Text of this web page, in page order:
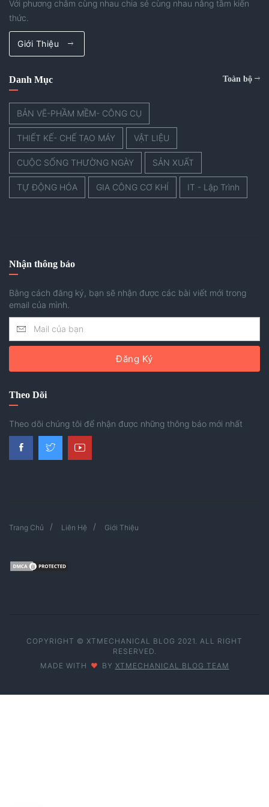
hành trình vận
hành đơn trục
là dây đai
phát sinh
Với phương châm cùng nhau chia sẻ cùng nhau nâng tầm kiến
thức.
Giới Thiệu
Danh Mục Toàn bộ
BẢN VẼ-PHẦM MỀM- CÔNG CỤ
THIẾT KẾ- CHẾ TẠO MÁY VẬT LIỆU
CUỘC SỐNG THƯỜNG NGÀY SẢN XUẤT
TỰ ĐỘNG HÓA GIA CÔNG CƠ KHÍ IT - Lập Trình
Nhận thông báo
Bằng cách đăng ký, bạn sẽ nhận được các bài viết mới trong
email của mình.
Đăng Ký
Theo Dõi
Theo dõi chúng tôi để nhận được những thông báo mới nhất
Trang Chủ Liên Hệ Giới Thiệu
COPYRIGHT © XTMECHANICAL BLOG 2021. ALL RIGHT
RESERVED.
MADE WITH
BY XTMECHANICAL BLOG TEAM